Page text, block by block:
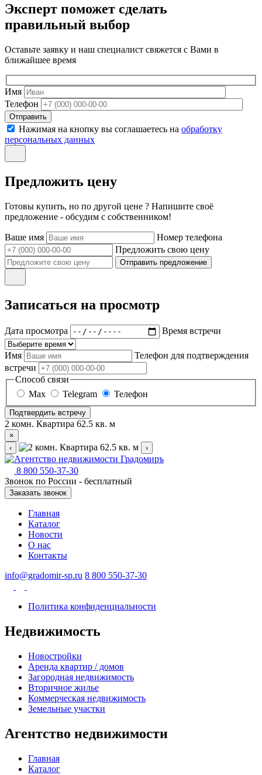
Эксперт поможет сделать
правильный выбор
Оставьте заявку и наш специалист свяжется с Вами в
ближайшее время
Имя
Телефон
Отправить
Нажимая на кнопку вы соглашаетесь на обработку
персональных данных
Предложить цену
Готовы купить, но по другой цене ? Напишите своё
предложение - обсудим с собственником!
Ваше имя
Номер телефона
Предложить свою цену
Отправить предложение
Записаться на просмотр
Дата просмотра Время встречи
Имя
Телефон для подтверждения
встречи
Способ связи
Max
Telegram Телефон
Подтвердить встречу
2 комн. Квартира 62.5 кв. м
×
‹
›
8 800 550-37-30
Звонок по России - бесплатный
Заказать звонок
Главная
Каталог
Новости
О нас
Контакты
info@gradomir-sp.ru 8 800 550-37-30
Политика конфиденциальности
Недвижимость
Новостройки
Аренда квартир / домов
Загородная недвижимость
Вторичное жилье
Коммерческая недвижимость
Земельные участки
Агентство недвижимости
Главная
Каталог